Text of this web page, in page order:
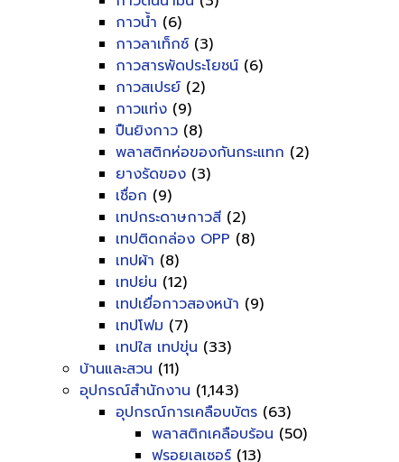
กาวน้ำ (6)
กาวลาเท็กซ์ (3)
กาวสารพัดประโยชน์ (6)
กาวสเปรย์ (2)
กาวแท่ง (9)
ปืนยิงกาว (8)
พลาสติกห่อของกันกระแทก (2)
ยางรัดของ (3)
เชื่อก (9)
เทปกระดาษกาวสี (2)
เทปติดกล่อง OPP (8)
เทปผ้า (8)
เทปย่น (12)
เทปเยื่อกาวสองหน้า (9)
เทปโฟม (7)
เทปใส เทปขุ่น (33)
บ้านและสวน (11)
อุปกรณ์สำนักงาน (1,143)
อุปกรณ์การเคลือบบัตร (63)
พลาสติกเคลือบร้อน (50)
ฟรอยเลเซอร์ (13)